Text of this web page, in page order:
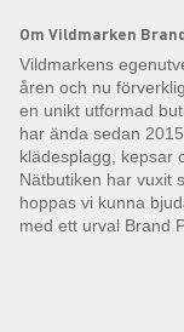
Om Vildmarken
Vildmarkens
åren och nu
en unikt utformad
har ända sedan
klädesplagg, kepsar
Nätbutiken har vuxit
hoppas vi kunna
med ett urval Brand